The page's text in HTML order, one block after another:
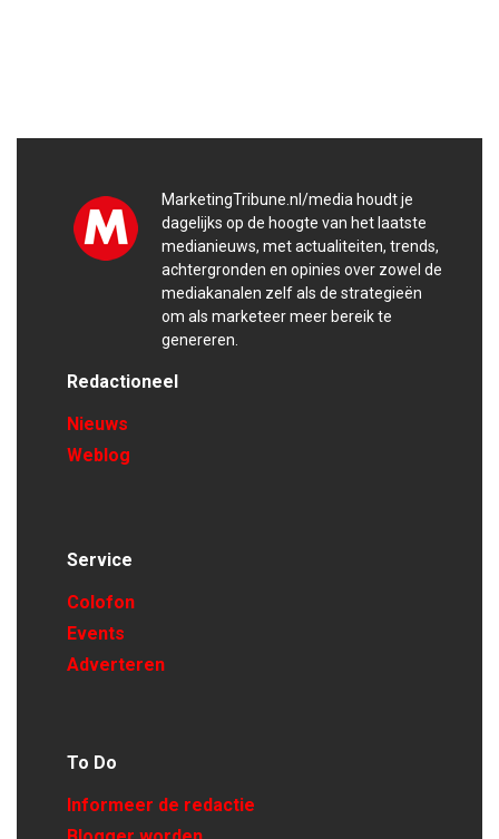
MarketingTribune.nl/media houdt je
dagelijks op de hoogte van het laatste
medianieuws, met actualiteiten, trends,
achtergronden en opinies over zowel de
mediakanalen zelf als de strategieën
om als marketeer meer bereik te
genereren.
Redactioneel
Nieuws
Weblog
Service
Colofon
Events
Adverteren
To Do
Informeer de redactie